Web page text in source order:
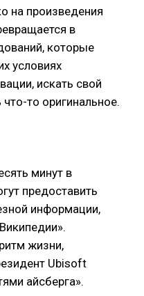
на произведения
в
которые
условиях
искать свой
то оригинальное.
минут в
предоставить
информации,
жизни,
Ubisoft
айсберга».